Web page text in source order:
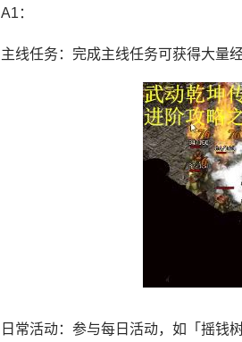
A1：
主线任务：完成主线任务可获得大量经
日常活动：参与每日活动，如「摇钱